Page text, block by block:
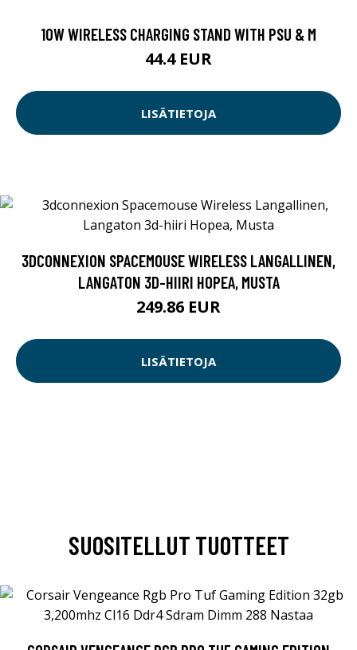
10W WIRELESS CHARGING STAND WITH PSU & M
44.4 EUR
LISÄTIETOJA
3DCONNEXION SPACEMOUSE WIRELESS LANGALLINEN,
LANGATON 3D-HIIRI HOPEA, MUSTA
249.86 EUR
LISÄTIETOJA
SUOSITELLUT TUOTTEET